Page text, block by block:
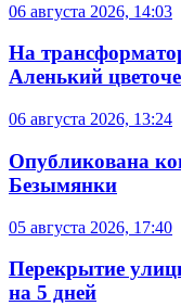
06 августа 2026, 14:03
На
Аленький
06 августа 2026, 13:24
Опубликована
Безымянки
05 августа 2026, 17:40
Перекрытие
на 5 дней